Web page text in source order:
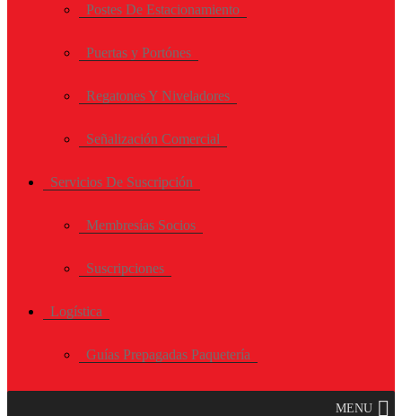
Postes De Estacionamiento
Puertas y Portónes
Regatones Y Niveladores
Señalización Comercial
Servicios De Suscripción
Membresías Socios
Suscripciones
Logística
Guías Prepagadas Paquetería
MENU